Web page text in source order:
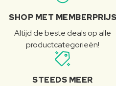
SHOP MET MEMBERPRIJS
Altijd de beste deals op alle
productcategorieën!
STEEDS MEER